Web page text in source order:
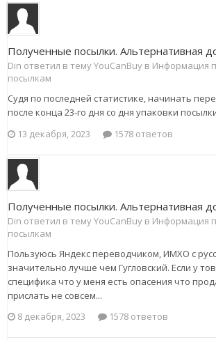
Полученные посылки. Альтернативная
Din ответил в тему YouCanBuy в Информация
посылкам
Судя по последней статистике, начинать
после конца 23-го дня со дня упаковки
13 декабря, 2023
1578 ответов
Полученные посылки. Альтернативная
Din ответил в тему YouCanBuy в Информация
посылкам
Пользуюсь Яндекс переводчиком, ИМХО с
значительно лучше чем Гугловский. Если у
специфика что у меня есть опасения что
прислать не совсем...
8 декабря, 2023
1578 ответов